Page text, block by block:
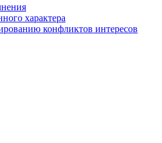
характера
конфликтов интересов